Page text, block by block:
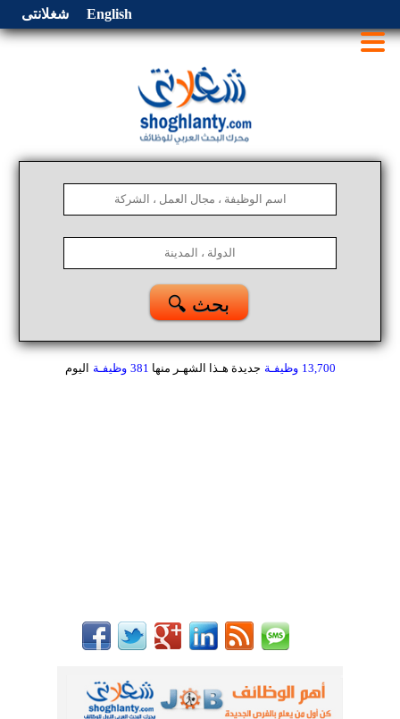
شغلانتى English
🔍 بحث
13,700 وظيفـة جديدة هـذا الشهـر منها 381 وظيفـة اليوم